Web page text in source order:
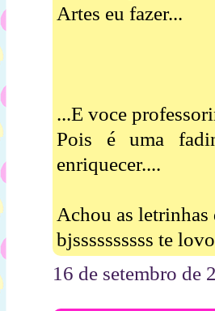
Artes eu fazer...
...E voce
Pois é uma
enriquecer....
Achou as letrinhas
bjssssssssss te
16 de setembro de